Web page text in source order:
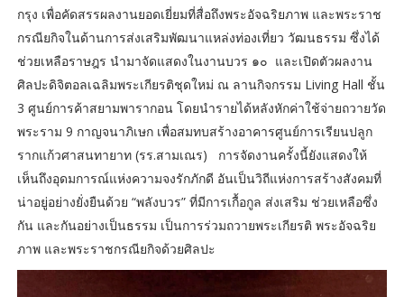
กรุง เพื่อคัดสรรผลงานยอดเยี่ยมที่สื่อถึงพระอัจฉริยภาพ และพระราช
กรณียกิจในด้านการส่งเสริมพัฒนาแหล่งท่องเที่ยว วัฒนธรรม ซึ่งได้
ช่วยเหลือราษฎร นำมาจัดแสดงในงานบวร ๑๐ และเปิดตัวผลงาน
ศิลปะดิจิตอลเฉลิมพระเกียรติชุดใหม่ ณ ลานกิจกรรม Living Hall ชั้น
3 ศูนย์การค้าสยามพารากอน โดยนำรายได้หลังหักค่าใช้จ่ายถวายวัด
พระราม 9 กาญจนาภิเษก เพื่อสมทบสร้างอาคารศูนย์การเรียนปลูก
รากแก้วศาสนทายาท (รร.สามเณร) การจัดงานครั้งนี้ยังแสดงให้
เห็นถึงอุดมการณ์แห่งความจงรักภักดี อันเป็นวิถีแห่งการสร้างสังคมที่
น่าอยู่อย่างยั่งยืนด้วย “พลังบวร” ที่มีการเกื้อกูล ส่งเสริม ช่วยเหลือซึ่ง
กัน และกันอย่างเป็นธรรม เป็นการร่วมถวายพระเกียรติ พระอัจฉริย
ภาพ และพระราชกรณียกิจด้วยศิลปะ